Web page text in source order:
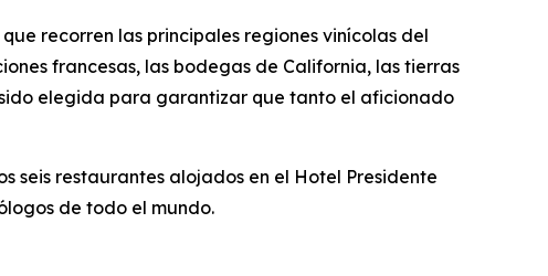
recorren las principales regiones vinícolas del
francesas, las bodegas de California, las tierras
elegida para garantizar que tanto el aficionado
seis restaurantes alojados en el Hotel Presidente
de todo el mundo.